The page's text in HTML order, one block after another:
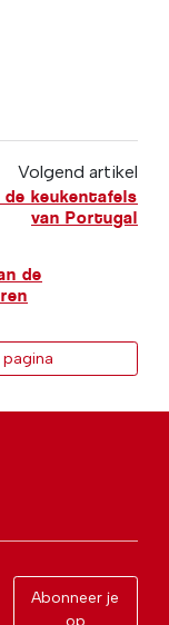
Volgend artikel
de keukentafels
van Portugal
de
Abonneer je
op